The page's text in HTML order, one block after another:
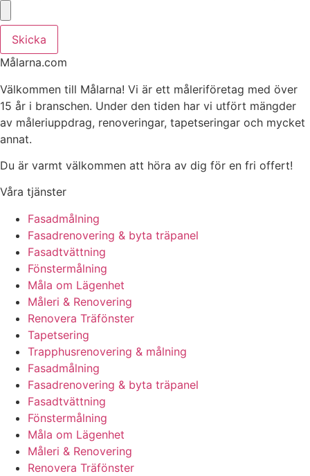
Skicka
Målarna.com
Välkommen till Målarna! Vi är ett måleriföretag med över
15 år i branschen. Under den tiden har vi utfört mängder
av måleriuppdrag, renoveringar, tapetseringar och mycket
annat.
Du är varmt välkommen att höra av dig för en fri offert!
Våra tjänster
Fasadmålning
Fasadrenovering & byta träpanel
Fasadtvättning
Fönstermålning
Måla om Lägenhet
Måleri & Renovering
Renovera Träfönster
Tapetsering
Trapphusrenovering & målning
Fasadmålning
Fasadrenovering & byta träpanel
Fasadtvättning
Fönstermålning
Måla om Lägenhet
Måleri & Renovering
Renovera Träfönster